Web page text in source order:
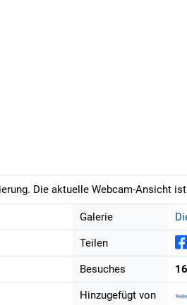
Die aktuelle Webcam-Ansicht
Galerie
Teilen
Besuches
Hinzugefügt von